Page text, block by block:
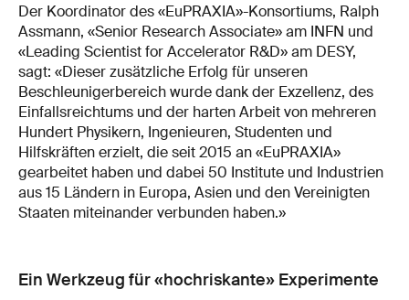
Der Koordinator des «EuPRAXIA»-Konsortiums, Ralph
Assmann, «Senior Research Associate» am INFN und
«Leading Scientist for Accelerator R&D» am DESY,
sagt: «Dieser zusätzliche Erfolg für unseren
Beschleunigerbereich wurde dank der Exzellenz, des
Einfallsreichtums und der harten Arbeit von mehreren
Hundert Physikern, Ingenieuren, Studenten und
Hilfskräften erzielt, die seit 2015 an «EuPRAXIA»
gearbeitet haben und dabei 50 Institute und Industrien
aus 15 Ländern in Europa, Asien und den Vereinigten
Staaten miteinander verbunden haben.»
Ein Werkzeug für «hochriskante» Experimente